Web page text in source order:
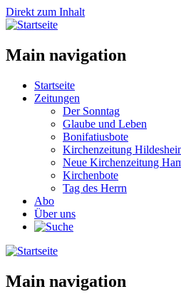
Direkt zum Inhalt
Main navigation
Startseite
Zeitungen
Der Sonntag
Glaube und Leben
Bonifatiusbote
Kirchenzeitung
Neue Kirchenzeitung
Kirchenbote
Tag des Herrn
Abo
Über uns
Main navigation